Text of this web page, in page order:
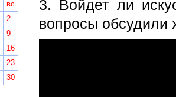
3. Войдет ли
вопросы обсудили
вс
2
9
16
23
30